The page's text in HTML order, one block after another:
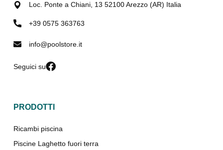
Loc. Ponte a Chiani, 13 52100 Arezzo (AR) Italia
+39 0575 363763
info@poolstore.it
Seguici su
PRODOTTI
Ricambi piscina
Piscine Laghetto fuori terra